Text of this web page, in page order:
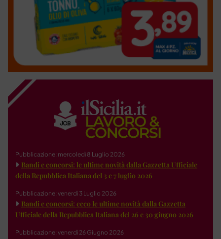
Pubblicazione: mercoledì 8 Luglio 2026
Bandi e concorsi: le ultime novità dalla Gazzetta Ufficiale
della Repubblica Italiana del 3 e 7 luglio 2026
Pubblicazione: venerdì 3 Luglio 2026
Bandi e concorsi: ecco le ultime novità dalla Gazzetta
Ufficiale della Repubblica Italiana del 26 e 30 giugno 2026
Pubblicazione: venerdì 26 Giugno 2026